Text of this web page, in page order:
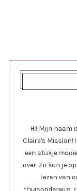
Hi! Mijn naam
Claire's Mission!
een stukje
over. Zo kun je
lezen van
thuisonderwijs,